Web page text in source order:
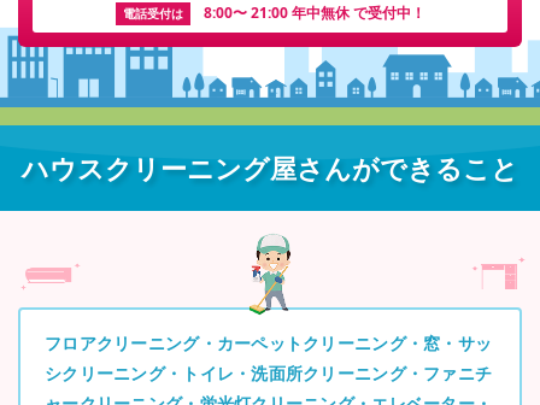
電話受付は 8:00〜 21:00 年中無休 で受付中！
ハウスクリーニング屋さんができること
フロアクリーニング・カーペットクリーニング・窓・サッ
シクリーニング・トイレ・洗面所クリーニング・ファニチ